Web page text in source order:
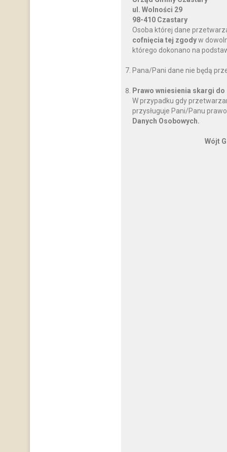
ul. Wolności 29
98-410 Czastary
Osoba której dane
cofnięcia tej zgodyw
którego dokonano na
Pana/Pani dane nie będą
Prawo wniesienia skargi
W przypadku gdy
przysługuje Pani/Panu
Danych Osobowych.
Wójt